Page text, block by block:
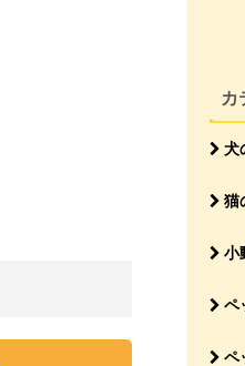
カ
犬
猫
小
ペ
ペ